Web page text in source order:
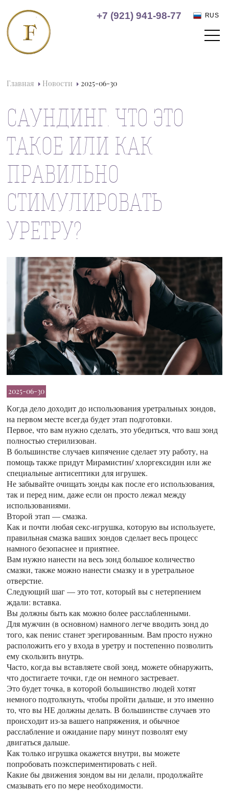
+7 (921) 941-98-77 RUS
Главная Новости 2025-06-30
САУНДИНГ. ЧТО ЭТО
ТАКОЕ ИЛИ КАК
ПРАВИЛЬНО
СТИМУЛИРОВАТЬ
УРЕТРУ?
2025-06-30
Когда дело доходит до использования уретральных зондов,
на первом месте всегда будет этап подготовки.
Первое, что вам нужно сделать, это убедиться, что ваш зонд
полностью стерилизован.
В большинстве случаев кипячение сделает эту работу, на
помощь также придут Мирамистин/ хлоргексидин или же
специальные антисептики для игрушек.
Не забывайте очищать зонды как после его использования,
так и перед ним, даже если он просто лежал между
использованиями.
Второй этап — смазка.
Как и почти любая секс-игрушка, которую вы используете,
правильная смазка ваших зондов сделает весь процесс
намного безопаснее и приятнее.
Вам нужно нанести на весь зонд большое количество
смазки, также можно нанести смазку и в уретральное
отверстие.
Следующий шаг — это тот, который вы с нетерпением
ждали: вставка.
Вы должны быть как можно более расслабленными.
Для мужчин (в основном) намного легче вводить зонд до
того, как пенис станет эрегированным. Вам просто нужно
расположить его у входа в уретру и постепенно позволить
ему скользить внутрь.
Часто, когда вы вставляете свой зонд, можете обнаружить,
что достигаете точки, где он немного застревает.
Это будет точка, в которой большинство людей хотят
немного подтолкнуть, чтобы пройти дальше, и это именно
то, что вы НЕ должны делать. В большинстве случаев это
происходит из-за вашего напряжения, и обычное
расслабление и ожидание пару минут позволят ему
двигаться дальше.
Как только игрушка окажется внутри, вы можете
попробовать поэкспериментировать с ней.
Какие бы движения зондом вы ни делали, продолжайте
смазывать его по мере необходимости.